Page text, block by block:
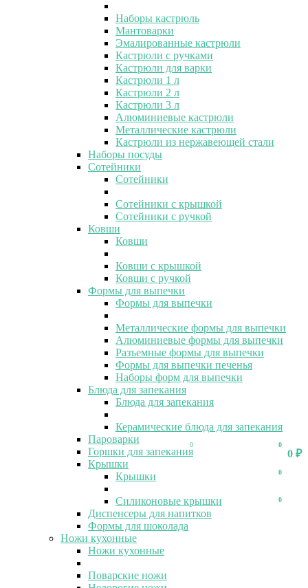
0
0 ₽
0
0
0
Наборы кастрюль
Мантоварки
Эмалированные кастрюли
Кастрюли с ручками
Кастрюли для варки
Кастрюли 1 л
Кастрюли 2 л
Кастрюли 3 л
Алюминиевые кастрюли
Металлические кастрюли
Кастрюли из нержавеющей стали
Наборы посуды
Сотейники
Сотейники
Сотейники с крышкой
Сотейники с ручкой
Ковши
Ковши
Ковши с крышкой
Ковши с ручкой
Формы для выпечки
Формы для выпечки
Металлические формы для выпечки
Алюминиевые формы для выпечки
Разъемные формы для выпечки
Формы для выпечки печенья
Наборы форм для выпечки
Блюда для запекания
Блюда для запекания
Керамические блюда для запекания
Пароварки
Горшки для запекания
Крышки
Крышки
Силиконовые крышки
Диспенсеры для напитков
Формы для шоколада
Ножи кухонные
Ножи кухонные
Поварские ножи